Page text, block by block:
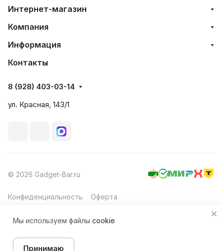
Интернет-магазин
Компания
Информация
Контакты
8 (928) 403-03-14
ул. Красная, 143/1
© 2026 Gadget-Bar.ru
Конфиденциальность Оферта
Мы используем файлы cookie
Принимаю